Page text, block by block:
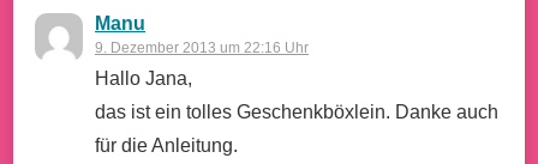
Manu
9. Dezember 2013 um 22:16 Uhr
Hallo Jana,
das ist ein tolles Geschenkböxlein. Danke auch
für die Anleitung.